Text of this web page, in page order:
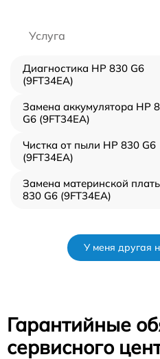
Услуга
Диагностика HP 830 G6
(9FT34EA)
Замена аккумулятора HP
G6 (9FT34EA)
Чистка от пыли HP 830 G6
(9FT34EA)
Замена материнской
830 G6 (9FT34EA)
У меня другая
Гарантийные
сервисного